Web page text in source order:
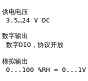
供电电压
3.5…24 V DC
数字输出
数字DIO，协议开放
模拟输出
0...100 %RH = 0...1V / -40...85 °C=-0.4...0.85 V